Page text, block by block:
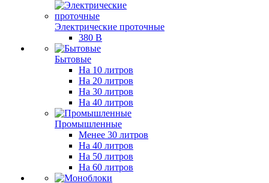
Электрические проточные
380 В
Бытовые
На 10 литров
На 20 литров
На 30 литров
На 40 литров
Промышленные
Менее 30 литров
На 40 литров
На 50 литров
На 60 литров